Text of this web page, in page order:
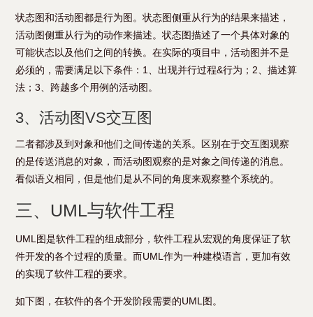
状态图和活动图都是行为图。状态图侧重从行为的结果来描述，
活动图侧重从行为的动作来描述。状态图描述了一个具体对象的
可能状态以及他们之间的转换。在实际的项目中，活动图并不是
必须的，需要满足以下条件：1、出现并行过程&行为；2、描述算
法；3、跨越多个用例的活动图。
3、活动图VS交互图
二者都涉及到对象和他们之间传递的关系。区别在于交互图观察
的是传送消息的对象，而活动图观察的是对象之间传递的消息。
看似语义相同，但是他们是从不同的角度来观察整个系统的。
三、UML与软件工程
UML图是软件工程的组成部分，软件工程从宏观的角度保证了软
件开发的各个过程的质量。而UML作为一种建模语言，更加有效
的实现了软件工程的要求。
如下图，在软件的各个开发阶段需要的UML图。